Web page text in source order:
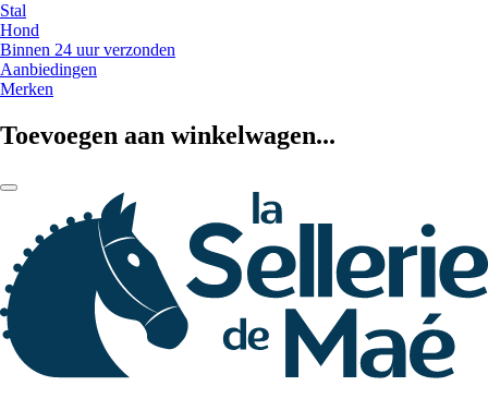
Stal
Hond
Binnen 24 uur verzonden
Aanbiedingen
Merken
Toevoegen aan winkelwagen...